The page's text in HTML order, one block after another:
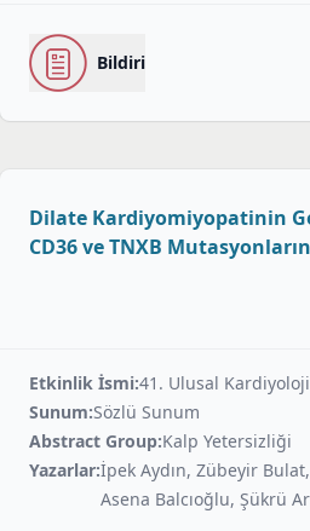
Bildiri
Dilate Kardiyomiyopatinin
CD36 ve TNXB
Etkinlik İsmi:41. Ulusal
Sunum:Sözlü Sunum
Abstract Group:Kalp Yetersizliği
Yazarlar:İpek Aydın, Zübeyir
Asena Balcıoğlu, Şükrü